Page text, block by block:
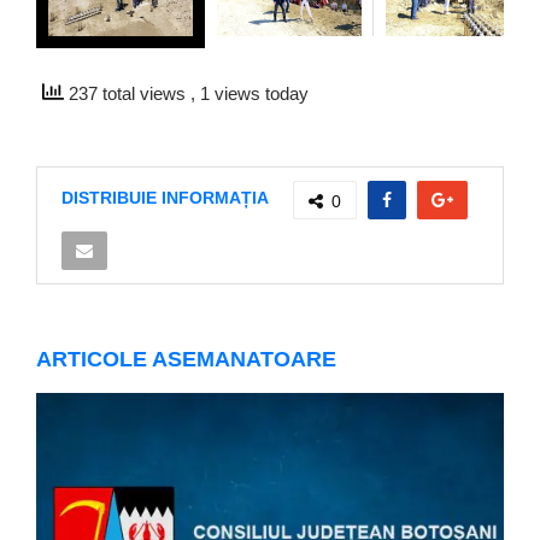
237 total views , 1 views today
DISTRIBUIE INFORMAȚIA 0
ARTICOLE ASEMANATOARE